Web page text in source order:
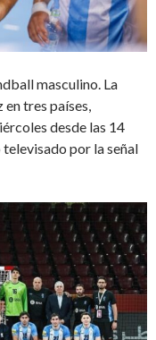
masculino. La
tres países,
desde las 14
por la señal